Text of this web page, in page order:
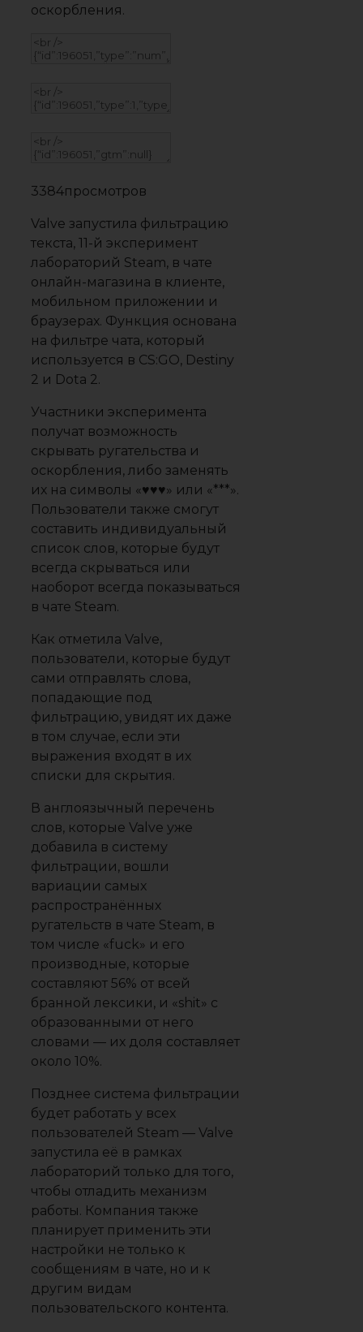
оскорбления.
3384просмотров
Valve запустила фильтрацию
текста, 11-й эксперимент
лабораторий Steam, в чате
онлайн-магазина в клиенте,
мобильном приложении и
браузерах. Функция основана
на фильтре чата, который
используется в CS:GO, Destiny
2 и Dota 2.
Участники эксперимента
получат возможность
скрывать ругательства и
оскорбления, либо заменять
их на символы «♥♥♥» или «***».
Пользователи также смогут
составить индивидуальный
список слов, которые будут
всегда скрываться или
наоборот всегда показываться
в чате Steam.
Как отметила Valve,
пользователи, которые будут
сами отправлять слова,
попадающие под
фильтрацию, увидят их даже
в том случае, если эти
выражения входят в их
списки для скрытия.
В англоязычный перечень
слов, которые Valve уже
добавила в систему
фильтрации, вошли
вариации самых
распространённых
ругательств в чате Steam, в
том числе «fuck» и его
производные, которые
составляют 56% от всей
бранной лексики, и «shit» с
образованными от него
словами — их доля составляет
около 10%.
Позднее система фильтрации
будет работать у всех
пользователей Steam — Valve
запустила её в рамках
лабораторий только для того,
чтобы отладить механизм
работы. Компания также
планирует применить эти
настройки не только к
сообщениям в чате, но и к
другим видам
пользовательского контента.